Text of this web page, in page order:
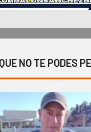
NO TE PODES